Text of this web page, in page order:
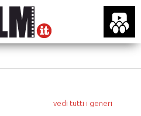
vedi tutti i generi